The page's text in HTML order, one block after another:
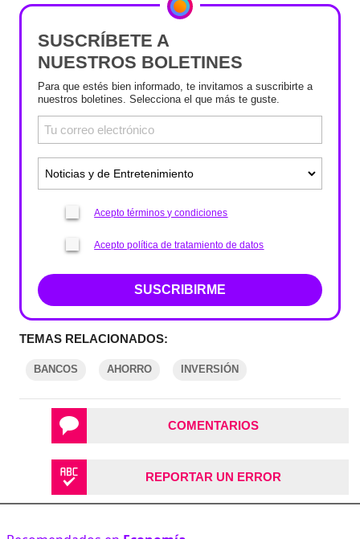
SUSCRÍBETE A
NUESTROS BOLETINES
Para que estés bien informado, te invitamos a suscribirte a
nuestros boletines. Selecciona el que más te guste.
Acepto términos y condiciones
Acepto política de tratamiento de datos
SUSCRIBIRME
TEMAS RELACIONADOS:
BANCOS AHORRO INVERSIÓN
COMENTARIOS
REPORTAR UN ERROR